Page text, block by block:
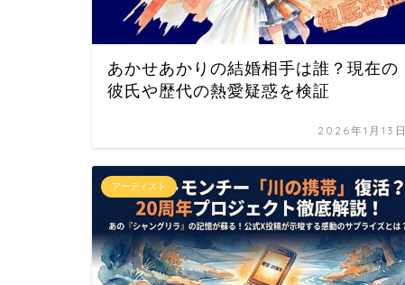
あかせあかりの結婚相手は誰？現在の
彼氏や歴代の熱愛疑惑を検証
2026年1月13日
アーティスト